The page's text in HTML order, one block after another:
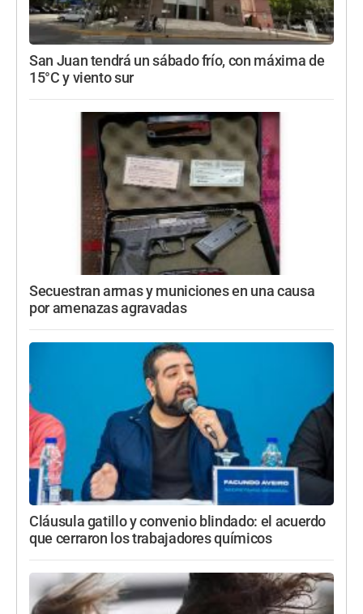
San Juan tendrá un sábado frío, con máxima de
15°C y viento sur
Secuestran armas y municiones en una causa
por amenazas agravadas
Cláusula gatillo y convenio blindado: el acuerdo
que cerraron los trabajadores químicos